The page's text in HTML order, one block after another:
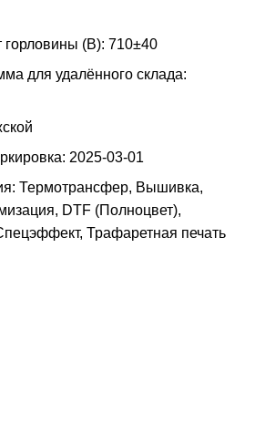
горловины (B): 710±40
для удалённого склада:
2025-03-01
Термотрансфер, Вышивка,
DTF (Полноцвет),
Трафаретная печать